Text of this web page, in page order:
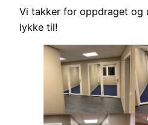
Vi takker for oppdraget og
lykke til!